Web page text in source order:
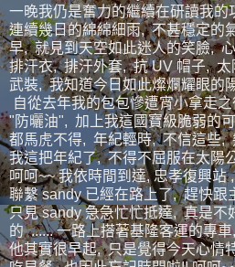
一晚我仍是奮力的繼續在研讀我的
連續幾日的綿綿細雨, 不甚穩定的
早, 就見到天空如此迷人的笑臉,
排汗衣, 排汗外套, 抗 UV 帽子, 太
武裝, 我知道今日如此燦爛耀眼的
自從去年我的包包慘遭宵小拿走
"防曬油", 加上我這國寶級脆弱的
都馬虎不得, 年紀輕時, 不信這些,
我這把年紀了, 不得不屈服在太陽
呵呵~~ 我依時間到達, 忠孝復興站
聯繫 sandy 已經在路上了, 趕快跟
只見 sandy 急急忙忙抵達, 真是不
的 ...... 一路上搭著基隆客運的專
他其實很早起, 只是覺得今天心情